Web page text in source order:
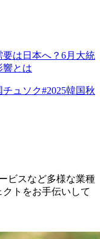
は日本へ？6月大統
響とは
チュソク#2025韓国秋
ビスなど多様な業種
トをお手伝いして